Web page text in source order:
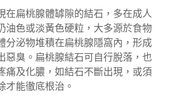
在扁桃腺體罅隙的結石， 多在成人
油色或淡黃色硬粒，大多源於食物
分泌物堆積在扁桃腺隱窩內，形成
惡臭。扁桃腺結石可自行脫落，也
痛及化膿，如結石不斷出現，或須
才能徹底根治。